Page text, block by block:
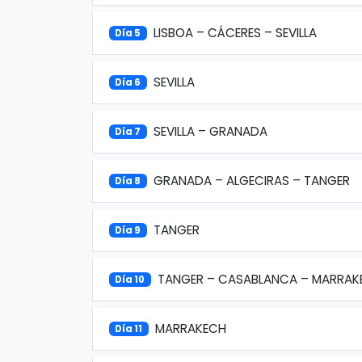
Día 5 LISBOA – CÁCERES – SEVILLA
Día 6 SEVILLA
Día 7 SEVILLA – GRANADA
Día 8 GRANADA – ALGECIRAS – TANGER
Día 9 TANGER
Día 10 TANGER – CASABLANCA –
Día 11 MARRAKECH